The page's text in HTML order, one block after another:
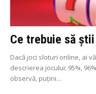
Ce trebuie să
Dacă joci sloturi online, ai
descrierea jocului: 95%,
observă, puțini...